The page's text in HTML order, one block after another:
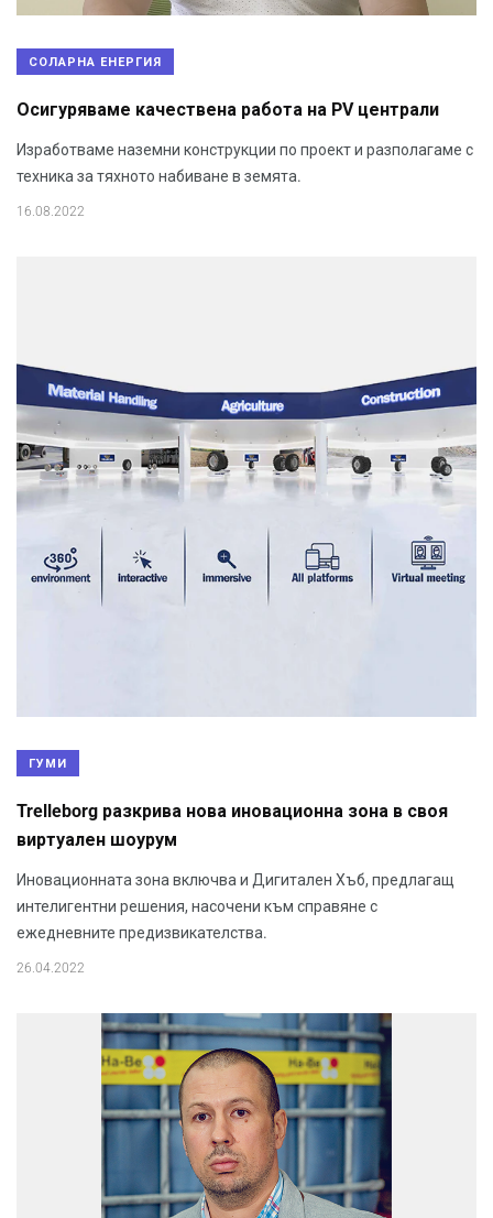
СОЛАРНА ЕНЕРГИЯ
Осигуряваме качествена работа на PV централи
Изработваме наземни конструкции по проект и разполагаме с
техника за тяхното набиване в земята.
16.08.2022
ГУМИ
Trelleborg разкрива нова иновационна зона в своя
виртуален шоурум
Иновационната зона включва и Дигитален Хъб, предлагащ
интелигентни решения, насочени към справяне с
ежедневните предизвикателства.
26.04.2022